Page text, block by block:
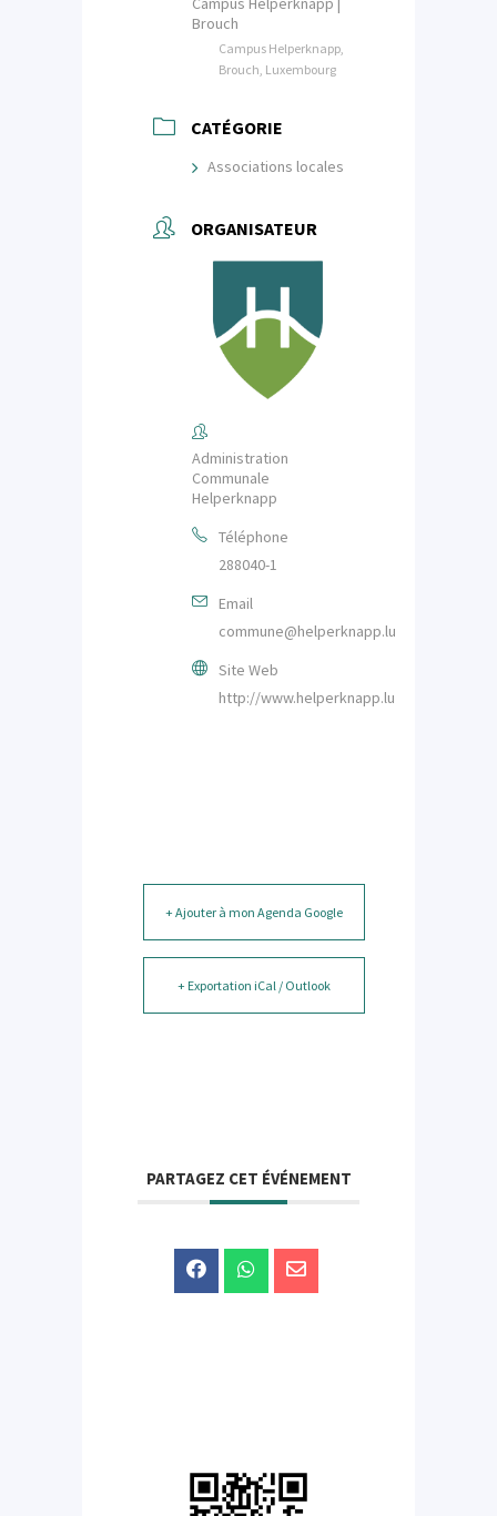
Brouch
Campus Helperknapp,
Brouch, Luxembourg
CATÉGORIE
Associations locales
ORGANISATEUR
Administration
Communale
Helperknapp
Téléphone
288040-1
Email
commune@helperknapp.lu
Site Web
http://www.helperknapp.lu
+ Ajouter à mon Agenda Google
+ Exportation iCal / Outlook
PARTAGEZ CET ÉVÉNEMENT